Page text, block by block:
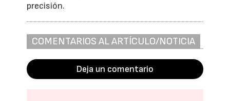
precisión.
COMENTARIOS AL ARTÍCULO/NOTICIA
Deja un comentario